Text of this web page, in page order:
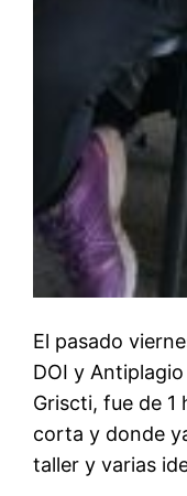
El pasado
DOI y
Griscti, fue de 1
corta y donde
taller y varias